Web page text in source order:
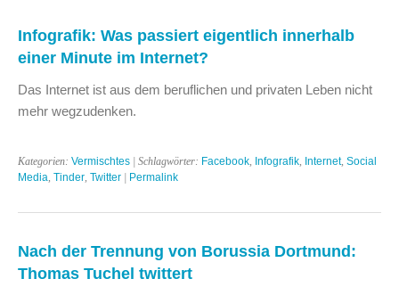
Infografik: Was passiert eigentlich innerhalb
einer Minute im Internet?
Das Internet ist aus dem beruflichen und privaten Leben nicht
mehr wegzudenken.
Kategorien: Vermischtes | Schlagwörter: Facebook Infografik Internet, Social
Media Tinder Twitter | Permalink
Nach der Trennung von Borussia Dortmund:
Thomas Tuchel twittert